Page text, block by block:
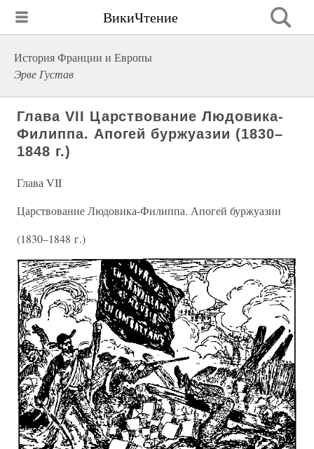
ВикиЧтение
История Франции и Европы
Эрве Густав
Глава VII Царствование Людовика-
Филиппа. Апогей буржуазии (1830–
1848 г.)
Глава VII
Царствование Людовика-Филиппа. Апогей буржуазии
(1830–1848 г.)